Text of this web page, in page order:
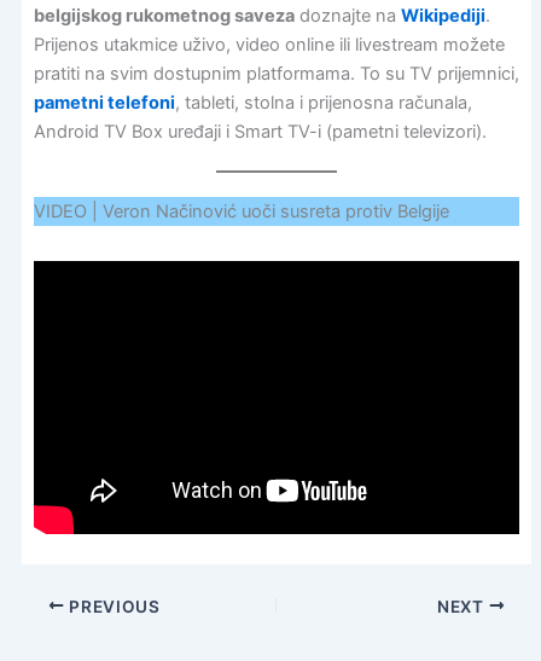
belgijskog rukometnog savezadoznajte na Wikipediji.
Prijenos utakmice uživo, video online ili livestream možete
pratiti na svim dostupnim platformama. To su TV prijemnici,
pametni telefoni, tableti, stolna i prijenosna računala,
Android TV Box uređaji i Smart TV-i (pametni televizori).
VIDEO | Veron Načinović uoči susreta protiv Belgije
PREVIOUS NEXT